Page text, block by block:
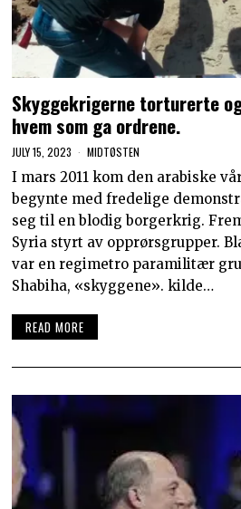
Skyggekrigerne torturerte
hvem som ga ordrene.
JULY 15, 2023 MIDTØSTEN
I mars 2011 kom den arabiske
begynte med fredelige
seg til en blodig borgerkrig.
Syria styrt av opprørsgrupper.
var en regimetro paramilitær
Shabiha, «skyggene». kilde…
READ MORE